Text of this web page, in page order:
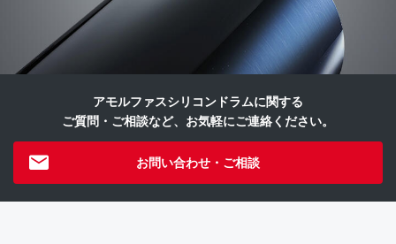
アモルファスシリコンドラムに関する
ご質問・ご相談など、お気軽にご連絡ください。
お問い合わせ・ご相談